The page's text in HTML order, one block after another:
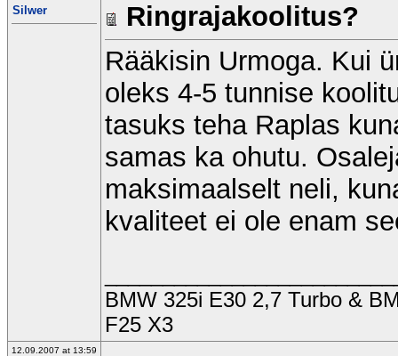
Silwer
Ringrajakoolitus?
Rääkisin Urmoga. Kui
oleks 4-5 tunnise
tasuks teha Raplas
samas ka ohutu.
maksimaalselt neli,
kvaliteet ei ole enam
BMW 325i E30 2,7 Turbo &
F25 X3
12.09.2007 at 13:59